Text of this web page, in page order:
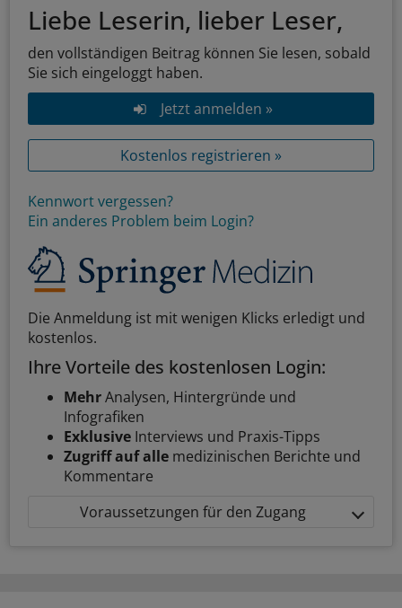
Liebe Leserin, lieber Leser,
den vollständigen Beitrag können Sie lesen, sobald
Sie sich eingeloggt haben.
Jetzt anmelden »
Kostenlos registrieren »
Kennwort vergessen?
Ein anderes Problem beim Login?
Die Anmeldung ist mit wenigen Klicks erledigt und
kostenlos.
Ihre Vorteile des kostenlosen Login:
MehrAnalysen, Hintergründe und
Infografiken
Exklusive Interviews und Praxis-Tipps
Zugriff auf alle medizinischen Berichte und
Kommentare
Voraussetzungen für den Zugang